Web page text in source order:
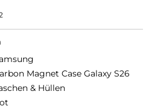
Magnet Case Galaxy S26
& Hüllen